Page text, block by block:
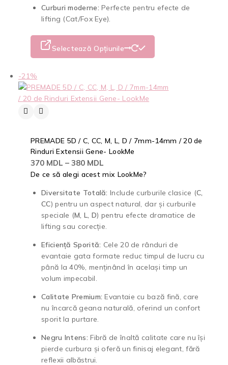
Curburi moderne: Perfecte pentru efecte de
lifting (Cat/Fox Eye).
Selectează Opțiunile
-21%
PREMADE 5D / C, CC, M, L, D / 7mm-14mm / 20 de
Rinduri Extensii Gene- LookMe
370 MDL – 380 MDL
De ce să alegi acest mix LookMe?
Diversitate Totală: Include curburile clasice (C,
CC) pentru un aspect natural, dar și curburile
speciale (M, L, D) pentru efecte dramatice de
lifting sau corecție.
Eficiență Sporită: Cele 20 de rânduri de
evantaie gata formate reduc timpul de lucru cu
până la 40%, menținând în același timp un
volum impecabil.
Calitate Premium: Evantaie cu bază fină, care
nu încarcă geana naturală, oferind un confort
sporit la purtare.
Negru Intens: Fibră de înaltă calitate care nu își
pierde curbura și oferă un finisaj elegant, fără
reflexii albăstrui.